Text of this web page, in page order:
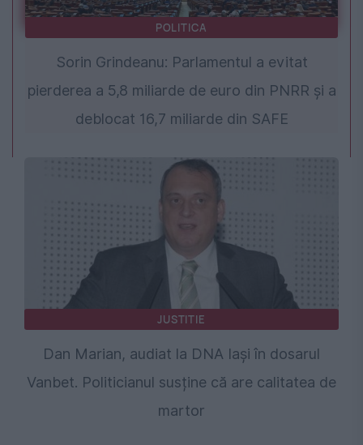
POLITICA
Sorin Grindeanu: Parlamentul a evitat
pierderea a 5,8 miliarde de euro din PNRR și a
deblocat 16,7 miliarde din SAFE
JUSTITIE
Dan Marian, audiat la DNA Iași în dosarul
Vanbet. Politicianul susține că are calitatea de
martor